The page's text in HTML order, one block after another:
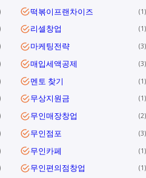
떡볶이프랜차이즈 1
리셀창업 1
마케팅전략 3
매입세액공제 3
멘토 찾기 1
무상지원금 1
무인매장창업 2
무인점포 3
무인카페 1
무인편의점창업 1